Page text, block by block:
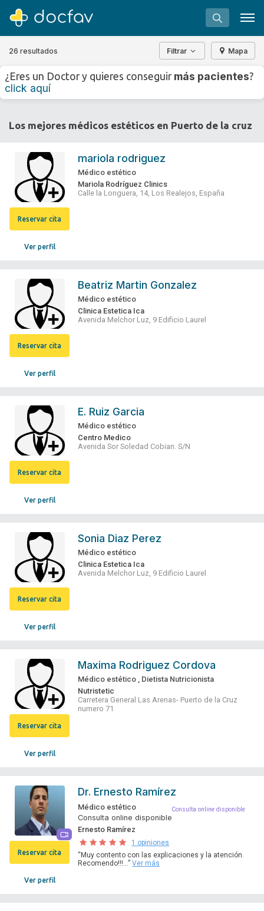
Software para clínicas
¿Eres un doctor?
26 resultados Filtrar Mapa
¿Eres un Doctor y quieres conseguir más pacientes?
click aquí
Los mejores médicos estéticos en Puerto de la cruz
Ver perfil
Reservar cita
mariola rodriguez
Médico estético
Mariola Rodríguez Clinics
Calle la Longuera, 14, Los Realejos, España
Ver perfil
Reservar cita
Beatriz Martin Gonzalez
Médico estético
Clinica Estetica Ica
Avenida Melchor Luz, 9 Edificio Laurel
Ver perfil
Reservar cita
E. Ruiz Garcia
Médico estético
Centro Medico
Avenida Sor Soledad Cobian. S/N
Ver perfil
Reservar cita
Sonia Diaz Perez
Médico estético
Clinica Estetica Ica
Avenida Melchor Luz, 9 Edificio Laurel
Ver perfil
Reservar cita
Maxima Rodriguez Cordova
Médico estético , Dietista Nutricionista
Nutristetic
Carretera General Las Arenas- Puerto de la Cruz
numero 71
Ver perfil
Reservar cita
Dr. Ernesto Ramírez
Médico estético Consulta online disponible
Consulta online disponible
Ernesto Ramírez
1 opiniones
“Muy contento con las explicaciones y la atención.
Recomendo!!!...”Ver más
+ −
⇧
»
©OpenStreetMapcontributors.